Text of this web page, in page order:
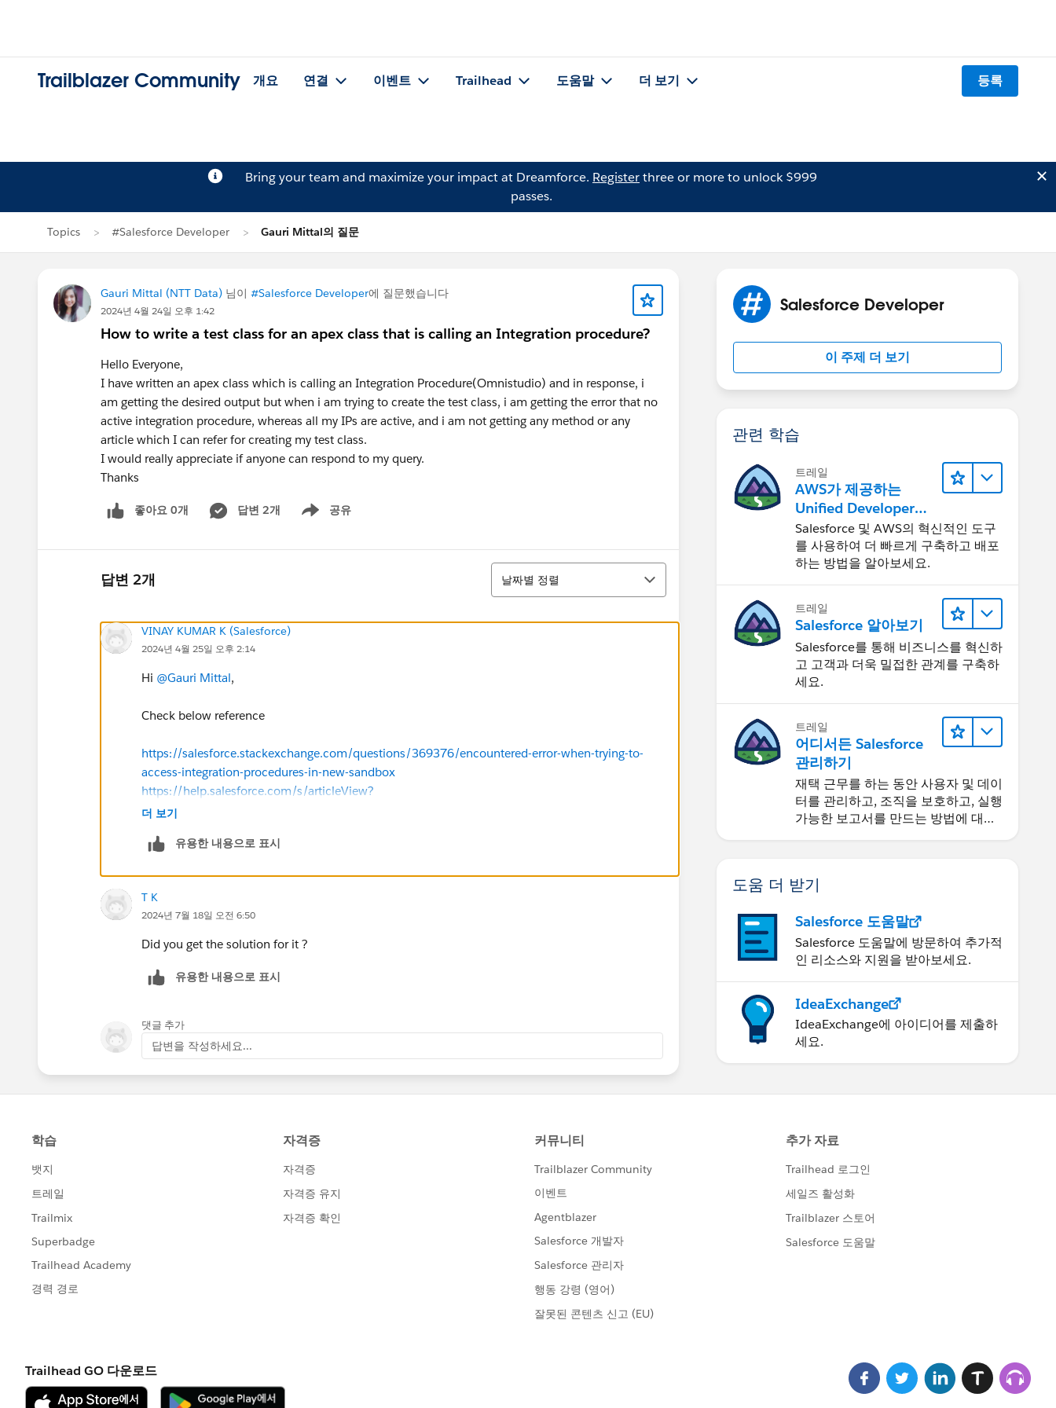
Trailblazer Community 개요 연결 이벤트 Trailhead 도움말 더 보기 등록
Bring your team and maximize your impact at Dreamforce. Registerthree or more to unlock $999
passes.
Topics #Salesforce Developer Gauri Mittal의 질문
Gauri Mittal (NTT Data) 님이 #Salesforce Developer에 질문했습니다
2024년 4월 24일 오후 1:42
How to write a test class for an apex class that is calling an Integration procedure?
Hello Everyone,
I have written an apex class which is calling an Integration Procedure(Omnistudio) and in response, i
am getting the desired output but when i am trying to create the test class, i am getting the error that no
active integration procedure, whereas all my IPs are active, and i am not getting any method or any
article which I can refer for creating my test class.
I would really appreciate if anyone can respond to my query.
Thanks
좋아요 0개 답변 2개 공유
Show menu
답변 2개
정렬
날짜별 정렬
VINAY KUMAR K (Salesforce)
2024년 4월 25일 오후 2:14
Hi @Gauri Mittal,
Check below reference
https://salesforce.stackexchange.com/questions/369376/encountered-error-when-trying-to-
access-integration-procedures-in-new-sandbox
https://help.salesforce.com/s/articleView?
id=sf.os_integration_procedure_unit_testing_from_apex_55739.htm&type=5
Thanks!
더 보기
유용한 내용으로 표시
T K
2024년 7월 18일 오전 6:50
Did you get the solution for it ?
유용한 내용으로 표시
댓글 추가
답변을 작성하세요...
Salesforce Developer
이 주제 더 보기
관련 학습
트레일
AWS가 제공하는
Unified Developer
Experience 둘러보기
Salesforce 및 AWS의 혁신적인 도구
를 사용하여 더 빠르게 구축하고 배포
하는 방법을 알아보세요.
트레일
Salesforce 알아보기
Salesforce를 통해 비즈니스를 혁신하
고 고객과 더욱 밀접한 관계를 구축하
세요.
트레일
어디서든 Salesforce
관리하기
재택 근무를 하는 동안 사용자 및 데이
터를 관리하고, 조직을 보호하고, 실행
가능한 보고서를 만드는 방법에 대해
도움 더 받기
Salesforce 도움말
Salesforce 도움말에 방문하여 추가적
인 리소스와 지원을 받아보세요.
IdeaExchange
IdeaExchange에 아이디어를 제출하
세요.